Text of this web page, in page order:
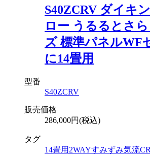
S40ZCRV ダイキ
ロー うるるとさ
ズ 標準パネルWF
に14畳用
型番
S40ZCRV
販売価格
286,000円(税込)
タグ
14畳用 2WAYすみずみ気流